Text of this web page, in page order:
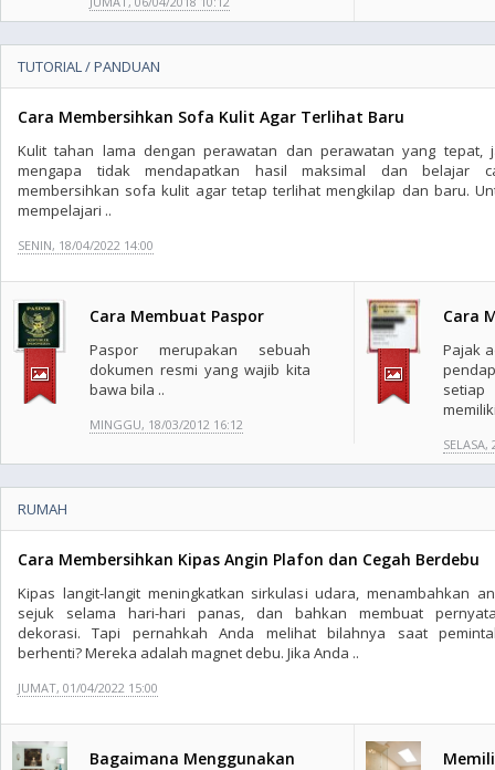
TUTORIAL / PANDUAN
Cara Membersihkan Sofa Kulit Agar Terlihat Baru
Kulit tahan lama dengan perawatan dan perawatan yang tepat,
mengapa tidak mendapatkan hasil maksimal dan belajar
membersihkan sofa kulit agar tetap terlihat mengkilap dan baru.
mempelajari ..
SENIN, 18/04/2022 14:00
Cara Membuat Paspor
Paspor merupakan sebuah
dokumen resmi yang wajib kita
bawa bila ..
MINGGU, 18/03/2012 16:12
Cara
Pajak
RUMAH
Cara Membersihkan Kipas Angin Plafon dan Cegah Berdebu
Kipas langit-langit meningkatkan sirkulasi udara, menambahkan
sejuk selama hari-hari panas, dan bahkan membuat
dekorasi. Tapi pernahkah Anda melihat bilahnya saat
berhenti? Mereka adalah magnet debu. Jika Anda ..
JUMAT, 01/04/2022 15:00
Bagaimana Menggunakan